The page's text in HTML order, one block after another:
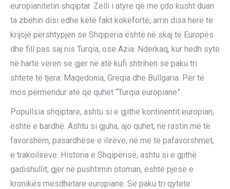
europianitetin shqiptar. Zelli i atyre që me çdo kusht duan
ta zbehin disi edhe këtë fakt kokëfortë, arrin disa herë të
krijojë përshtypjen se Shqipëria është në skaj të Europës
dhe fill pas saj nis Turqia, ose Azia. Ndërkaq, kur hedh sytë
në hartë vëren se gjer në atë kufi shtrihen së paku tri
shtete të tjera: Maqedonia, Greqia dhe Bullgaria. Për të
mos përmendur atë që quhet “Turqia europiane”.
Popullsia shqiptare, ashtu si e gjithë kontinentit europian,
është e bardhë. Ashtu si gjuha, ajo quhet, në rastin më të
favorshëm, pasardhëse e ilirëve, në më të pafavorshmet,
e trakoilirëve. Historia e Shqipërisë, ashtu si e gjithë
gadishullit, gjer në pushtimin otoman, është pjesë e
kronikës mesdhetare europiane. Së paku tri qytete